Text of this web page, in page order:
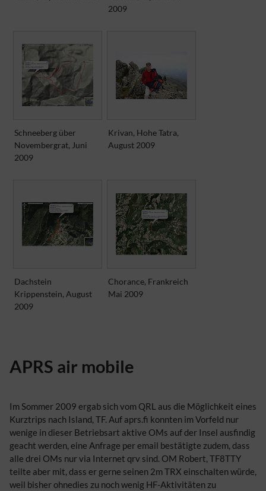
2009
Schneeberg über
Novembergrat, Juni
2009
Krivan, Hohe Tatra,
August 2009
Dachstein
Krippenstein, August
2009
Chorance, Frankreich
Mai 2009
APRS air mobile
Im Sommer 2009 ergab sich vom QRL aus die Möglichkeit eines
Kurztrips nach Island, TF. Auf aprs.fi konnten im Vorfeld nur
wenige in dieser Betriebsart aktive OMs auf der Insel ausfindig
geacht werden, eine Anfrage per email bestätigte zudem, dass
alle drei OMs nur via Internet qrv sind. OM Robert, TF8TTY
teilte aber mit, dass er gerne seinen 2m TRX einschalten würde,
weil bisher ohnedies zu noch wenig HF-Aktivitäten zu